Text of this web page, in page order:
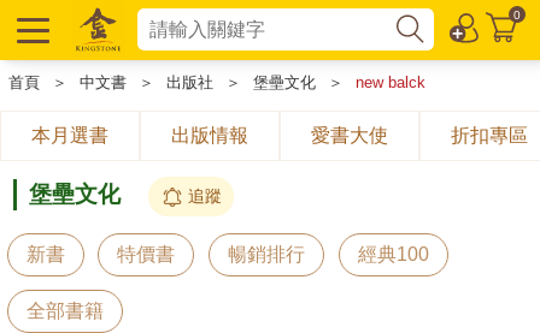
0
首頁 ＞ 中文書 ＞ 出版社 ＞ 堡壘文化 ＞ new balck
本月選書 出版情報 愛書大使 折扣專區
堡壘文化 追蹤
新書 特價書 暢銷排行 經典100
全部書籍